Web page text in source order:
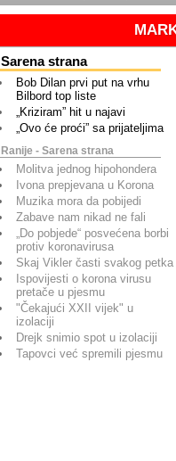
Sarena strana
Bob Dilan prvi put na vrhu
Bilbord top liste
„Kriziram” hit u najavi
„Ovo će proći” sa prijateljima
Ranije - Sarena strana
Molitva jednog hipohondera
Ivona prepjevana u Korona
Muzika mora da pobijedi
Zabave nam nikad ne fali
„Do pobjede“ posvećena borbi
protiv koronavirusa
Skaj Vikler časti svakog petka
Ispovijesti o korona virusu
pretače u pjesmu
"Čekajući XXII vijek" u
izolaciji
Drejk snimio spot u izolaciji
Tapovci već spremili pjesmu